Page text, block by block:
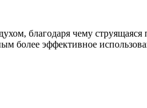
благодаря чему
более эффективное